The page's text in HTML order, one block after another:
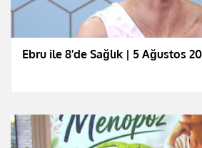
Ebru ile 8'de Sağlık | 5 Ağustos